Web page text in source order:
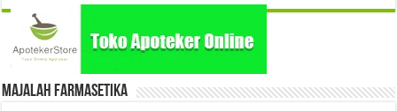
Majalah Farmasetika